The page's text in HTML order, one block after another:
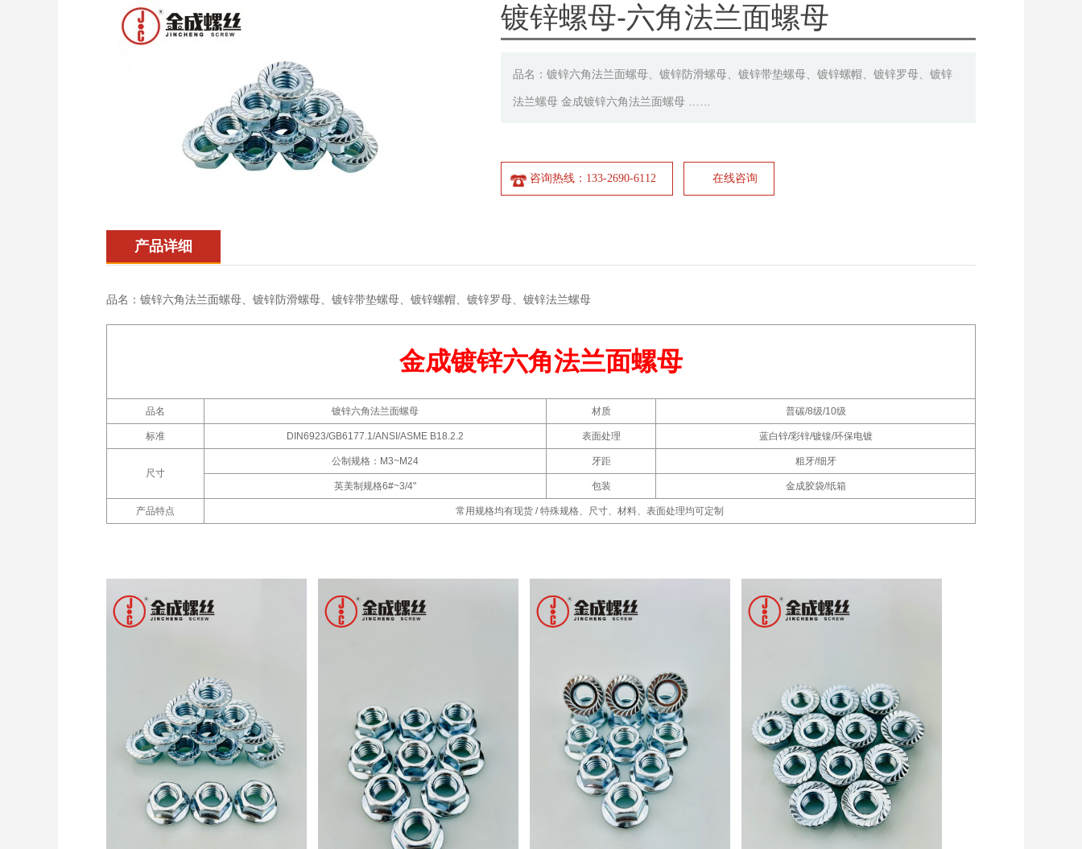
镀锌螺母-六角法兰面螺母
品名：镀锌六角法兰面螺母、镀锌防滑螺母、镀锌带垫螺母、镀锌螺帽、镀锌罗母、镀锌
法兰螺母 金成镀锌六角法兰面螺母 ……
咨询热线：133-2690-6112 在线咨询
产品详细
品名：镀锌六角法兰面螺母、镀锌防滑螺母、镀锌带垫螺母、镀锌螺帽、镀锌罗母、镀锌法兰螺母
金成镀锌六角法兰面螺母
品名 镀锌六角法兰面螺母 材质 普碳/8级/10级
标准 DIN6923/GB6177.1/ANSI/ASME B18.2.2 表面处理 蓝白锌/彩锌/镀镍/环保电镀
尺寸
公制规格：M3~M24 牙距 粗牙/细牙
英美制规格6#~3/4" 包装 金成胶袋/纸箱
产品特点 常用规格均有现货 / 特殊规格、尺寸、材料、表面处理均可定制